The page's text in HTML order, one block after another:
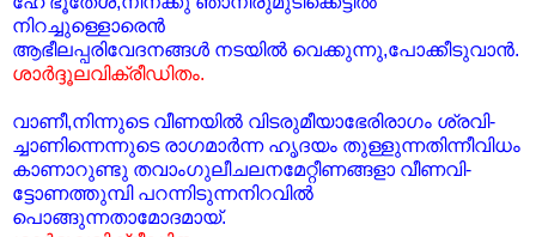
നിറച്ചുള്ളൊരെന്‍
ആഭീലപ്പരിവേദനങ്ങള്‍ നടയില്‍ വെക്കുന്നു,പോക്കീടുവാന്‍.
ശാര്‍ദ്ദൂലവിക്രീഡിതം.
വാണീ,നിന്നുടെ വീണയില്‍ വിടരുമീയാഭേരിരാഗം ശ്രവി-
ച്ചാണിന്നെന്നുടെ രാഗമാര്‍ന്ന ഹൃദയം തുള്ളുന്നതിന്നീവിധം
കാണാറുണ്ടു തവാംഗുലീചലനമേറ്റീണങ്ങളാ വീണവി-
ട്ടോണത്തുമ്പി പറന്നിടുന്നനിറവില്‍
പൊങ്ങുന്നതാമോദമായ്.